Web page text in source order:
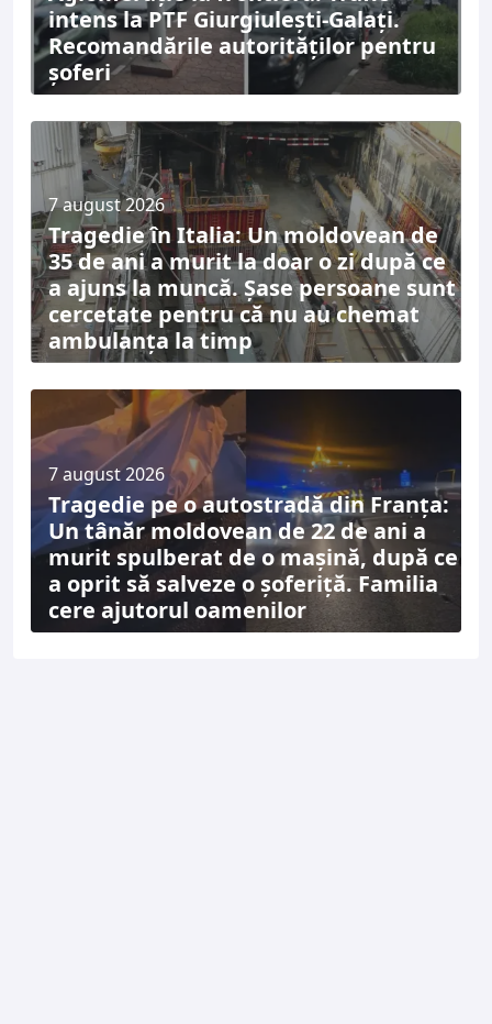
intens la PTF Giurgiulești-Galați.
Recomandările autorităților pentru
șoferi
7 august 2026
Tragedie în Italia: Un moldovean de
35 de ani a murit la doar o zi după ce
a ajuns la muncă. Șase persoane sunt
cercetate pentru că nu au chemat
ambulanța la timp
7 august 2026
Tragedie pe o autostradă din Franța:
Un tânăr moldovean de 22 de ani a
murit spulberat de o mașină, după ce
a oprit să salveze o șoferiță. Familia
cere ajutorul oamenilor